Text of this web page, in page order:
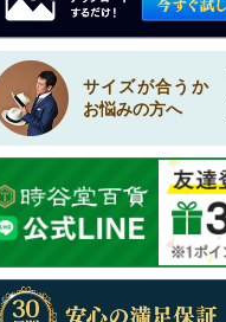
サイズが合うか
お悩みの方へ